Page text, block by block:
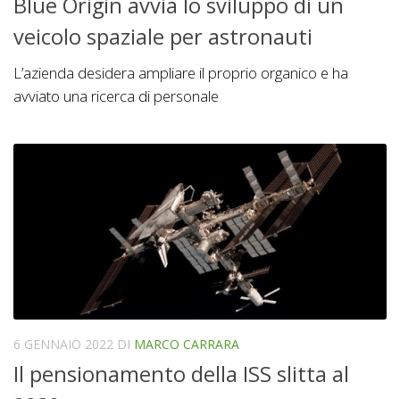
veicolo spaziale per astronauti
L’azienda desidera ampliare il proprio organico e ha
avviato una ricerca di personale
6 GENNAIO 2022 DI MARCO CARRARA
Il pensionamento della ISS slitta al